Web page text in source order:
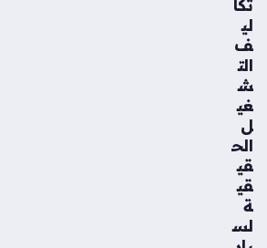
تكا
لي
ف
الت
ش
غي
ل
الح
قي
قي
ة
لس